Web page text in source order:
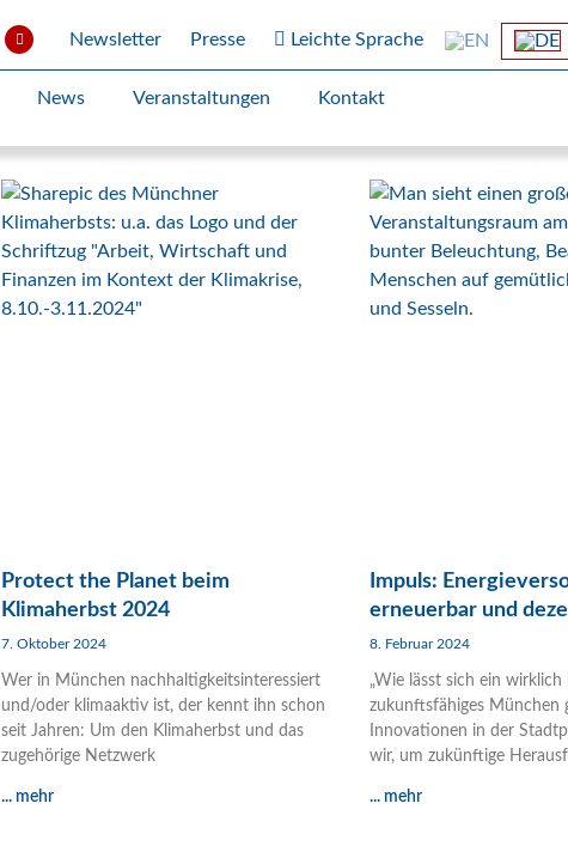
Newsletter Presse Leichte Sprache
News Veranstaltungen Kontakt
Protect the Planet beim
Klimaherbst 2024
7. Oktober 2024
Wer in München nachhaltigkeitsinteressiert
und/oder klimaaktiv ist, der kennt ihn schon
seit Jahren: Um den Klimaherbst und das
zugehörige Netzwerk
... mehr
Impuls:
erneuerbar und
8. Februar 2024
„Wie lässt sich ein
zukunftsfähiges München
Innovationen in der
wir, um zukünftige
... mehr